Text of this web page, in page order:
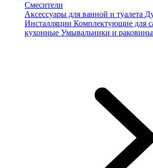
Смесители
Аксессуары для ванной и туалета
Инсталляции Комплектующие для
кухонные Умывальники и раковины